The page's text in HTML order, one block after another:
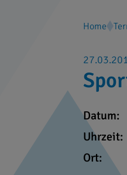
Home
Datum:
Uhrzeit:
Ort: